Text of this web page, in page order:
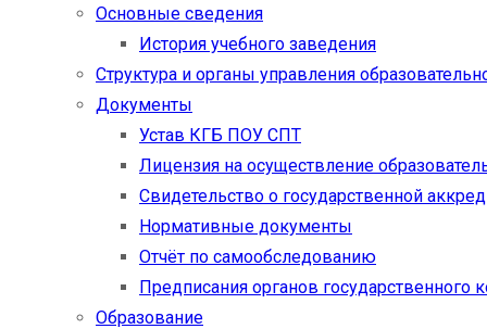
Основные сведения
История учебного заведения
Структура и органы управления
Документы
Устав КГБ ПОУ СПТ
Лицензия на осуществление
Свидетельство о государственной
Нормативные документы
Отчёт по самообследованию
Предписания органов государственного
Образование